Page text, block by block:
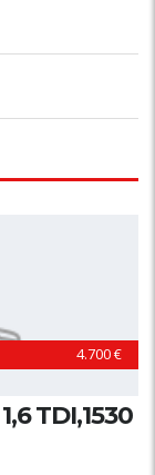
4.700 €
TDI,1530